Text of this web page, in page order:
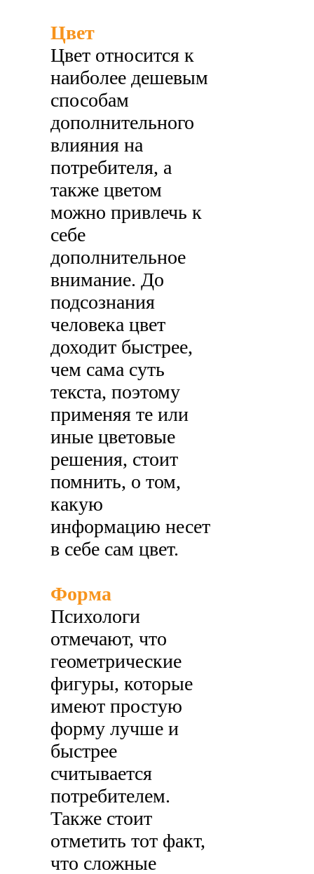
Цвет
Цвет относится к
наиболее дешевым
способам
дополнительного
влияния на
потребителя, а
также цветом
можно привлечь к
себе
дополнительное
внимание. До
подсознания
человека цвет
доходит быстрее,
чем сама суть
текста, поэтому
применяя те или
иные цветовые
решения, стоит
помнить, о том,
какую
информацию несет
в себе сам цвет.
Форма
Психологи
отмечают, что
геометрические
фигуры, которые
имеют простую
форму лучше и
быстрее
считывается
потребителем.
Также стоит
отметить тот факт,
что сложные